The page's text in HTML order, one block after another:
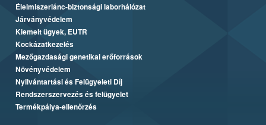
Élelmiszerlánc-biztonsági laborhálózat
Járványvédelem
Kiemelt ügyek, EUTR
Kockázatkezelés
Mezőgazdasági genetikai erőforrások
Növényvédelem
Nyilvántartási és Felügyeleti Díj
Rendszerszervezés és felügyelet
Termékpálya-ellenőrzés